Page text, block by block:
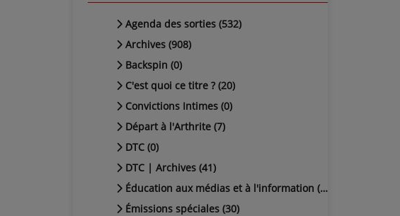
Agenda des sorties (532)
Archives (908)
Backspin (0)
C'est quoi ce titre ? (20)
Convictions Intimes (0)
Départ à l'Arthrite (7)
DTC (0)
DTC | Archives (41)
Éducation aux médias et à l'information (38)
Émissions spéciales (30)